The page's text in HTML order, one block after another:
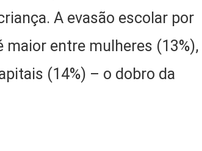
A evasão escolar por
maior entre mulheres (13%),
(14%) – o dobro da